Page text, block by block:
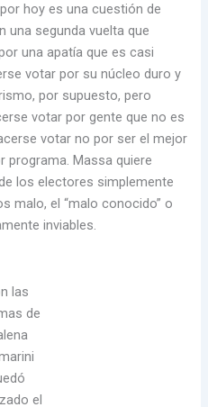
hoy es una cuestión de
una segunda vuelta que
una apatía que es casi
votar por su núcleo duro y
por supuesto, pero
votar por gente que no es
votar no por ser el mejor
programa. Massa quiere
los electores simplemente
malo, el “malo conocido” o
inviables.
las
de
el